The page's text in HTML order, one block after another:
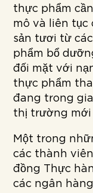
thực phẩm
mô và liên tục
sản tươi từ
phẩm bổ
đối mặt với
thực phẩm
đang trong
thị trường mới
Một trong
các thành
đồng Thực
các ngân